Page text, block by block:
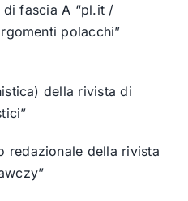
fascia A “pl.it /
polacchi”
della rivista di
redazionale della rivista